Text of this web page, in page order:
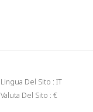
Lingua Del Sito : IT
Valuta Del Sito : €